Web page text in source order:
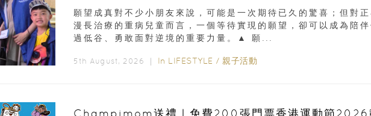
願望成真對不少小朋友來說，可能是一次期待已久的驚喜；但對
漫長治療的重病兒童而言，一個等待實現的願望，卻可以成為陪
過低谷、勇敢面對逆境的重要力量。▲ 願...
5th August, 2026 ｜ In LIFESTYLE / 親子活動
Champimom送禮｜免費200張門票香港運動節2026